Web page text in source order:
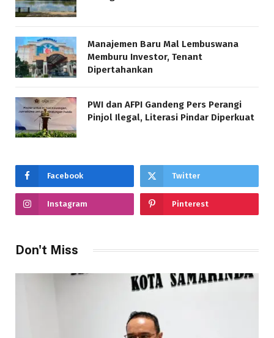
Manajemen Baru Mal Lembuswana
Memburu Investor, Tenant
Dipertahankan
PWI dan AFPI Gandeng Pers Perangi
Pinjol Ilegal, Literasi Pindar Diperkuat
Facebook Twitter
Instagram Pinterest
Don't Miss